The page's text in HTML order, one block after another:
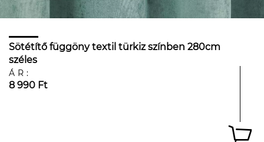
Sötétítő függöny textil türkiz színben 280cm
széles
ÁR:
8 990 Ft